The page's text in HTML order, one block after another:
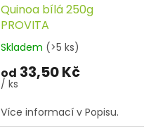
Quinoa bílá 250g
PROVITA
Skladem (>5 ks)
od 33,50 Kč
/ ks
Více informací v Popisu.